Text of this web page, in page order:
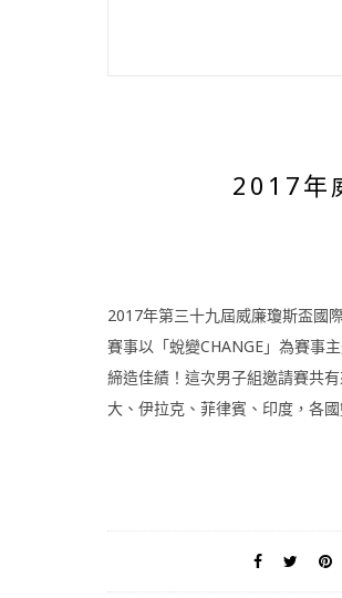
2017年
2017年第三十九屆威廉瓊斯盃國
賽事以「蛻變CHANGE」為賽事
締造佳績！這次男子組邀請賽共
大、伊拉克、菲律賓、印度，各